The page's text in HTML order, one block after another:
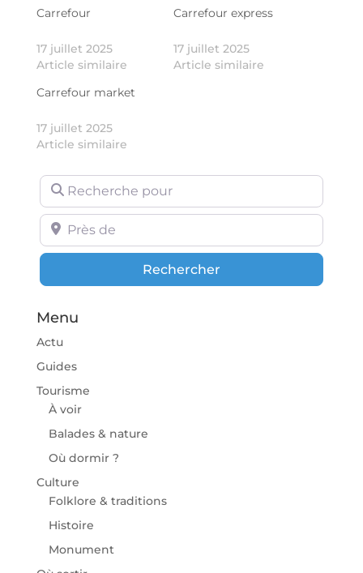
Carrefour
17 juillet 2025
Article similaire
Carrefour express
17 juillet 2025
Article similaire
Carrefour market
17 juillet 2025
Article similaire
Recherche pour
Près de
RechercherRechercher
Menu
Actu
Guides
Tourisme
À voir
Balades & nature
Où dormir ?
Culture
Folklore & traditions
Histoire
Monument